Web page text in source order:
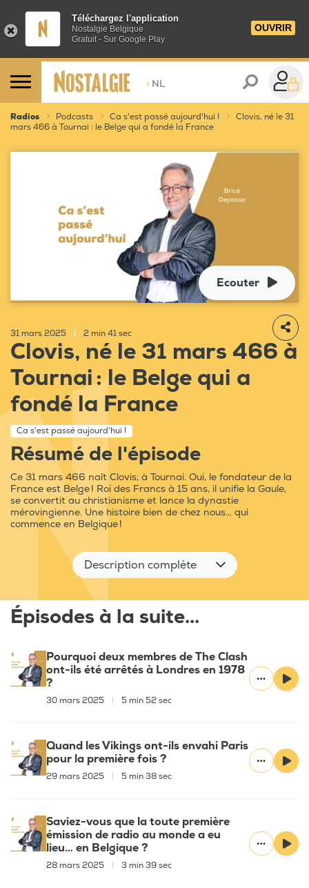
Téléchargez l'application
Nostalgie Belgique
Gratuit - Sur Google Play
OUVRIR
> NL
Radios Podcasts Ca s'est passé aujourd'hui !
Clovis, né le 31
mars 466 à Tournai : le Belge qui a fondé la France
Ecouter
31 mars 2025 2 min 41 sec
Clovis, né le 31 mars 466 à
Tournai : le Belge qui a
fondé la France
Ca s'est passé aujourd'hui !
Résumé de l'épisode
Ce 31 mars 466 naît Clovis, à Tournai. Oui, le fondateur de la
France est Belge ! Roi des Francs à 15 ans, il unifie la Gaule,
se convertit au christianisme et lance la dynastie
mérovingienne. Une histoire bien de chez nous… qui
commence en Belgique !
Description complète
Épisodes à la suite...
Pourquoi deux membres de The Clash
ont-ils été arrêtés à Londres en 1978
?
30 mars 2025 5 min 52 sec
Quand les Vikings ont-ils envahi Paris
pour la première fois ?
29 mars 2025 5 min 38 sec
Saviez-vous que la toute première
émission de radio au monde a eu
lieu… en Belgique ?
28 mars 2025 3 min 39 sec